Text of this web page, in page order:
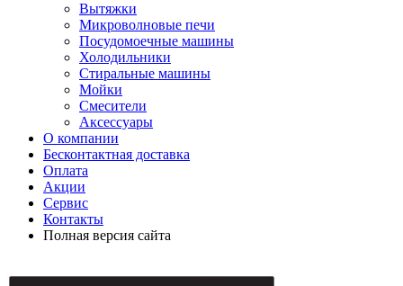
Вытяжки
Микроволновые печи
Посудомоечные машины
Холодильники
Стиральные машины
Мойки
Смесители
Аксессуары
О компании
Бесконтактная доставка
Оплата
Акции
Сервис
Контакты
Полная версия сайта